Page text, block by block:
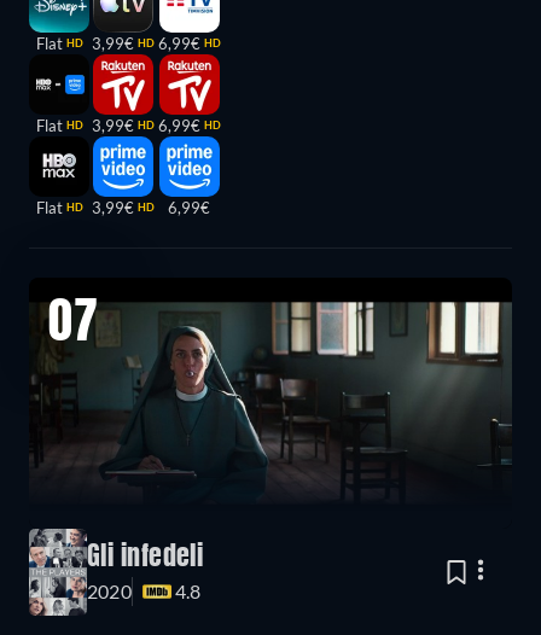
Flat HD
Flat HD
Flat HD
3,99€ HD
3,99€ HD
3,99€ HD
6,99€ HD
6,99€ HD
6,99€
07
Gli infedeli
2020 4.8